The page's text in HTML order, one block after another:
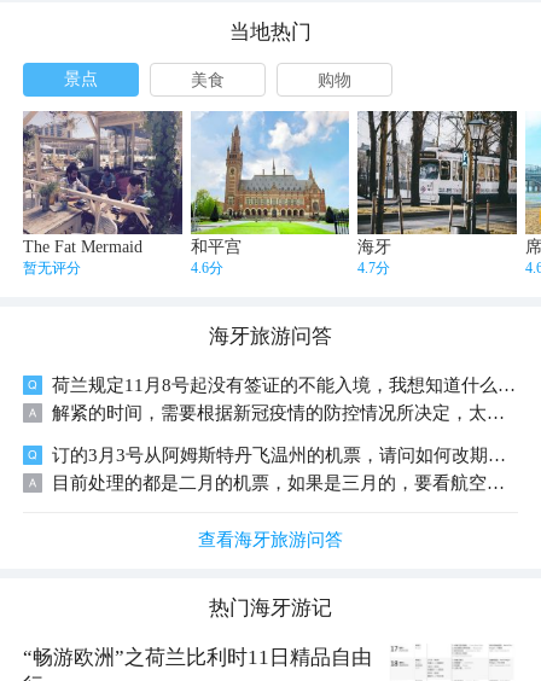
当地热门
景点 美食 购物
The Fat Mermaid
暂无评分
和平宫
4.6分
海牙
4.7分
海牙旅游问答
荷兰规定11月8号起没有签证的不能入境，我想知道什么时候可以解禁
解紧的时间，需要根据新冠疫情的防控情况所决定，太难判断了。 但愿2021年1~2月可以正常化。 帮到您，请点绿色采纳。
订的3月3号从阿姆斯特丹飞温州的机票，请问如何改期？可否延迟2个月？具体如何操作
目前处理的都是二月的机票，如果是三月的，要看航空公司的规定，如果航空公司说可以免费，那携程是没有问题的 如果有问题可以追问，如果有帮助可以点一下采纳，新年快乐健康
查看海牙旅游问答
热门海牙游记
“畅游欧洲”之荷兰比利时11日精品自由